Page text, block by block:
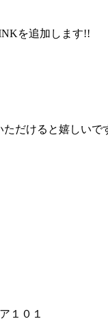
を追加します!!
だけると嬉しいで
１０１